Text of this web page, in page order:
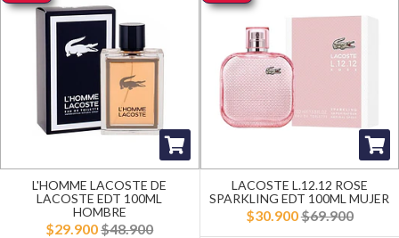
L'HOMME LACOSTE DE
LACOSTE EDT 100ML
HOMBRE
$29.900$48.900
LACOSTE L.12.12 ROSE
SPARKLING EDT 100ML MUJER
$30.900$69.900